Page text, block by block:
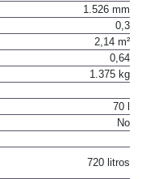
1.526 mm
0,3
2,14 m²
0,64
1.375 kg
70 l
No
720 litros